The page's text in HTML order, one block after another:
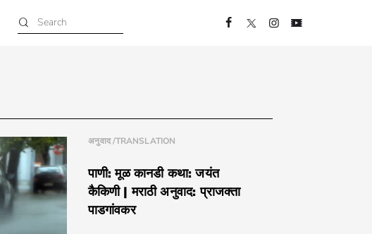
अनुवाद /TRANSLATION
पाणी: मूळ कानडी कथा: जयंत
कैकिणी | मराठी अनुवाद: प्राजक्ता
पाडगांवकर